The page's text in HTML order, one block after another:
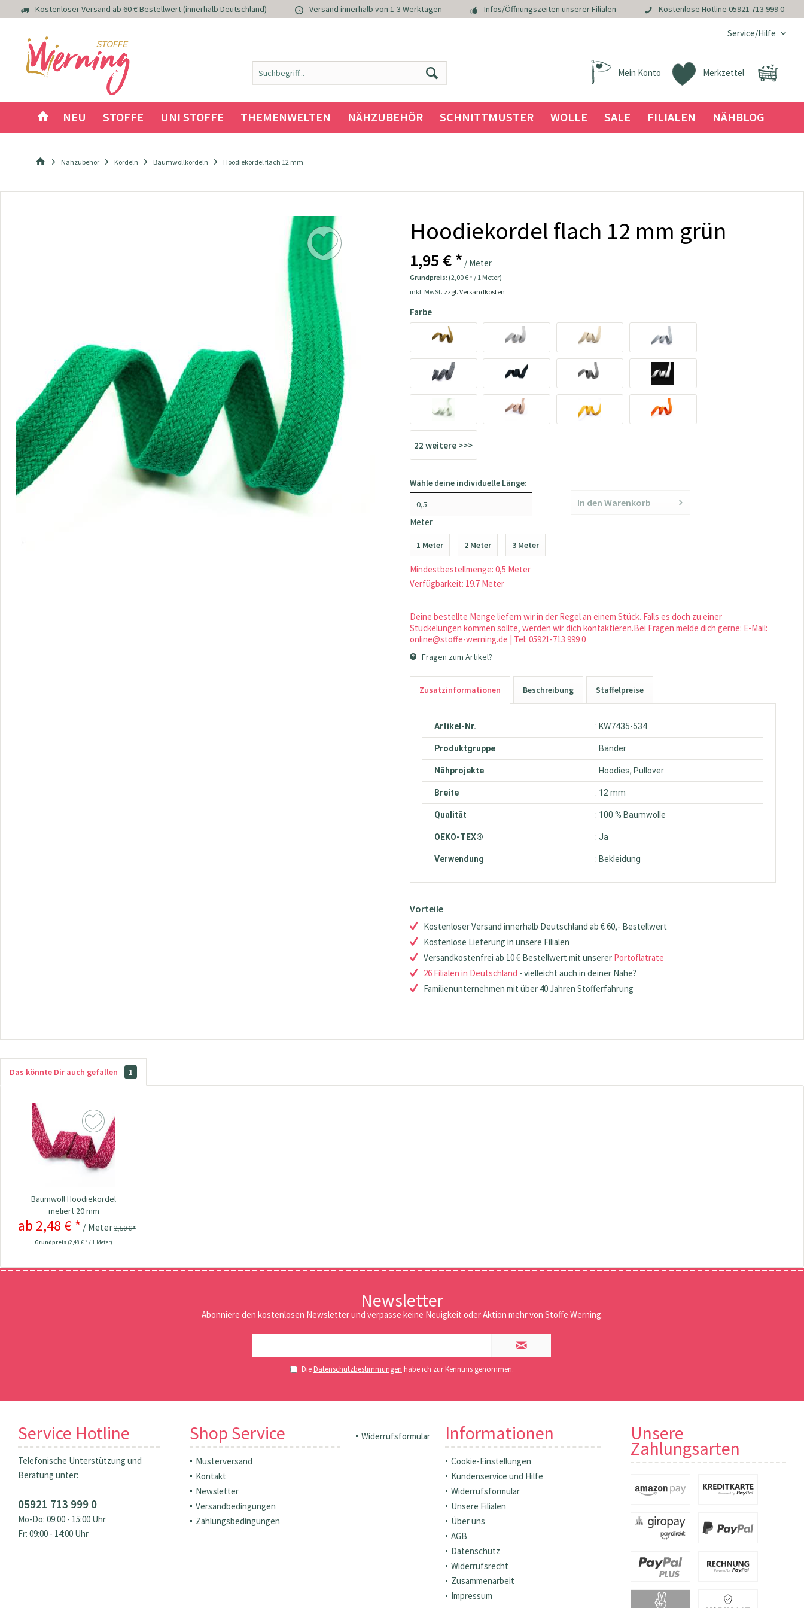
Kostenloser Versand ab 60 € Bestellwert (innerhalb Deutschland) Versand innerhalb von 1-3 Werktagen Infos/Öffnungszeiten unserer Filialen Kostenlose Hotline 05921 713 999 0
Service/Hilfe
Merkzettel
Mein Konto
NEU STOFFE UNI STOFFE THEMENWELTEN NÄHZUBEHÖR SCHNITTMUSTER WOLLE SALE FILIALEN NÄHBLOG
Nähzubehör Kordeln Baumwollkordeln Hoodiekordel flach 12 mm
Hoodiekordel flach 12 mm grün
1,95 € * / Meter
Grundpreis: (2,00 € * / 1 Meter)
inkl. MwSt. zzgl. Versandkosten
Farbe
22 weitere >>>
Wähle deine individuelle Länge:
Meter
1 Meter 2 Meter 3 Meter
Mindestbestellmenge: 0,5 Meter
Verfügbarkeit: 19.7 Meter
In den Warenkorb
Deine bestellte Menge liefern wir in der Regel an einem Stück. Falls es doch zu einer
Stückelungen kommen sollte, werden wir dich kontaktieren.Bei Fragen melde dich gerne: E-Mail:
online@stoffe-werning.de | Tel: 05921-713 999 0
Fragen zum Artikel?
Zusatzinformationen Beschreibung Staffelpreise
Artikel-Nr. : KW7435-534
Produktgruppe : Bänder
Nähprojekte : Hoodies, Pullover
Breite : 12 mm
Qualität : 100 % Baumwolle
OEKO-TEX® : Ja
Verwendung : Bekleidung
Vorteile
Kostenloser Versand innerhalb Deutschland ab € 60,- Bestellwert
Kostenlose Lieferung in unsere Filialen
Versandkostenfrei ab 10 € Bestellwert mit unserer Portoflatrate
26 Filialen in Deutschland - vielleicht auch in deiner Nähe?
Familienunternehmen mit über 40 Jahren Stofferfahrung
Das könnte Dir auch gefallen 1
Baumwoll Hoodiekordel
meliert 20 mm
ab 2,48 € * / Meter2,50 € *
Grundpreis (2,48 € * / 1 Meter)
Newsletter
Abonniere den kostenlosen Newsletter und verpasse keine Neuigkeit oder Aktion mehr von Stoffe Werning.
DieDatenschutzbestimmungen habe ich zur Kenntnis genommen.
Service Hotline
Telefonische Unterstützung und
Beratung unter:
05921 713 999 0
Mo-Do: 09:00 - 15:00 Uhr
Fr: 09:00 - 14:00 Uhr
Shop Service
Musterversand
Kontakt
Newsletter
Versandbedingungen
Zahlungsbedingungen
Widerrufsformular Informationen
Cookie-Einstellungen
Kundenservice und Hilfe
Widerrufsformular
Unsere Filialen
Über uns
AGB
Datenschutz
Widerrufsrecht
Zusammenarbeit
Impressum
Unsere
Zahlungsarten